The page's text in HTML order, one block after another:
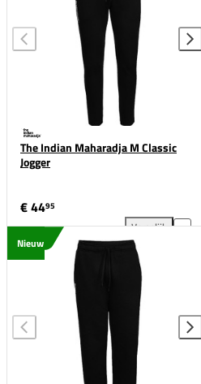
The Indian Maharadja M Classic
Jogger
€ 4495
Vergelijk
The
Nieuw